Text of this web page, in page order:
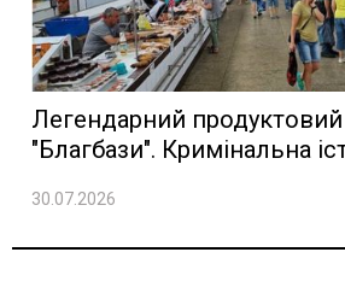
Легендарний продуктовий
"Благбази". Кримінальна
30.07.2026